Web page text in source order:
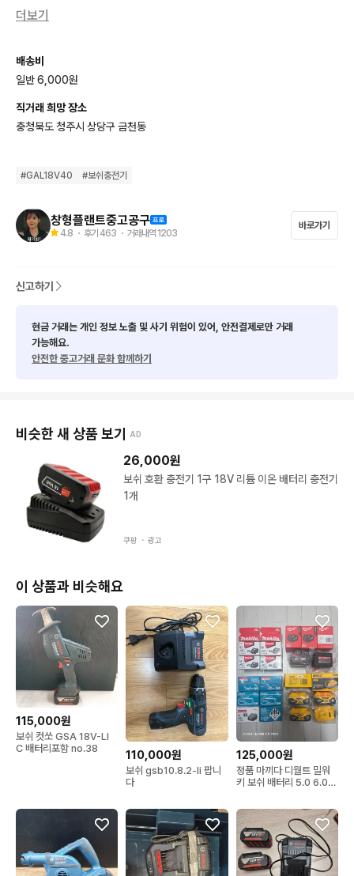
★전국최대 규모 중고공구매장 전시운용중,,,,
★설치사장님들 대량납품문의 환영,,,,,,
★세금계산서발행 가능합니다,,,,
★거래내역 많습니다,,,,,,,
★GAL18V40..미사용신품.
★미사용제품
배터리도 충전기도 전자제품 가짜, 짝퉁, 호환 을  쓰시면 고장과
★돈조금 아끼려다 낭패를 보는 수가 있습니다. 믿을수있는 제품
과 거래하세요.
★제품사용 특성상 사용감있음,예민하신분 패스해주세요,,,
더보기
배송비
일반 6,000원
직거래 희망 장소
충청북도 청주시 상당구 금천동
#GAL18V40 #보쉬충전기
창형플랜트중고공구
4.8 ・ 후기 463 ・ 거래내역 1203
바로가기
신고하기
현금 거래는 개인 정보 노출 및 사기 위험이 있어, 안전결제로만 거래
가능해요.
안전한 중고거래 문화 함께하기
비슷한 새 상품 보기 AD
26,000원
보쉬 호환 충전기 1구 18V 리튬 이온 배터리 충전기
1개
쿠팡 ・ 광고
이 상품과 비슷해요
115,000원
보쉬 컷쏘 GSA 18V-LI
C 배터리포함 no.38
110,000원
보쉬 gsb10.8.2-li 팝니
다
125,000원
정품 마끼다 디월트 밀워
키 보쉬 배터리 5.0 6.0